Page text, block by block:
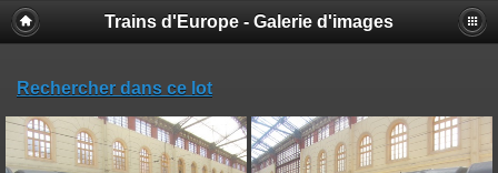
Trains d'Europe - Galerie d'images
Rechercher dans ce lot